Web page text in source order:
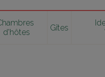
d'hôtes
Gîtes